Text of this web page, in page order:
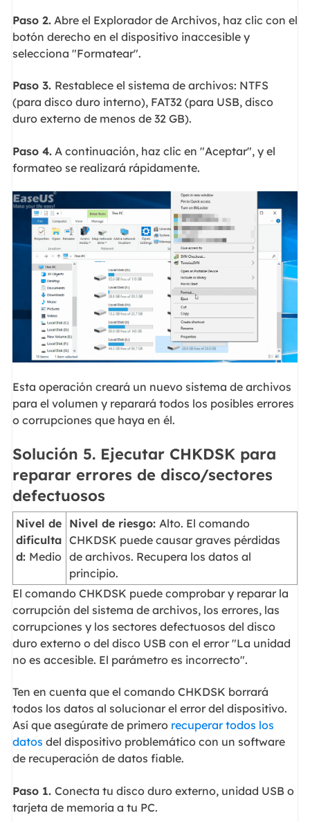
Paso 2.Abre el Explorador de Archivos, haz clic con el
botón derecho en el dispositivo inaccesible y
selecciona "Formatear".
Paso 3. Restablece el sistema de archivos: NTFS
(para disco duro interno), FAT32 (para USB, disco
duro externo de menos de 32 GB).
Paso 4.A continuación, haz clic en "Aceptar", y el
formateo se realizará rápidamente.
Esta operación creará un nuevo sistema de archivos
para el volumen y reparará todos los posibles errores
o corrupciones que haya en él.
Solución 5. Ejecutar CHKDSK para
reparar errores de disco/sectores
defectuosos
Nivel de
dificulta
d: Medio
Nivel de riesgo: Alto. El comando
CHKDSK puede causar graves pérdidas
de archivos. Recupera los datos al
principio.
El comando CHKDSK puede comprobar y reparar la
corrupción del sistema de archivos, los errores, las
corrupciones y los sectores defectuosos del disco
duro externo o del disco USB con el error "La unidad
no es accesible. El parámetro es incorrecto".
Ten en cuenta que el comando CHKDSK borrará
todos los datos al solucionar el error del dispositivo.
Así que asegúrate de primero recuperar todos los
datos del dispositivo problemático con un software
de recuperación de datos fiable.
Paso 1. Conecta tu disco duro externo, unidad USB o
tarjeta de memoria a tu PC.